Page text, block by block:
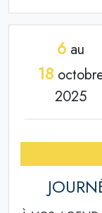
6 au
18
2025